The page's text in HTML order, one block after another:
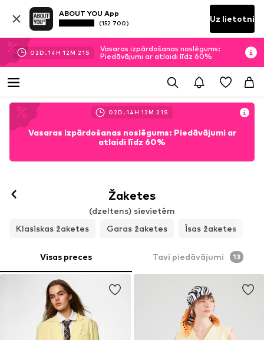
ABOUT YOU App
(152 700) Uz lietotni
02D.14H 12M 19 S
Vasaras izpārdošanas noslēgums:
Piedāvājumi ar atlaidi līdz 60%
02D.14H 12M 18 S
Vasaras izpārdošanas noslēgums: Piedāvājumi ar
atlaidi līdz 60%
Žaketes
(dzeltens) sievietēm
Klasiskas žaketes
Garas žaketes Īsas žaketes
Visas preces Tavi piedāvājumi 13